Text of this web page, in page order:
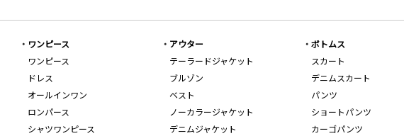
ワンピース
ワンピース
ドレス
オールインワン
ロンパース
シャツワンピース
アウター
テーラードジャケット
ブルゾン
ベスト
ノーカラージャケット
デニムジャケット
ボトムス
スカート
デニムスカート
パンツ
ショートパンツ
カーゴパンツ